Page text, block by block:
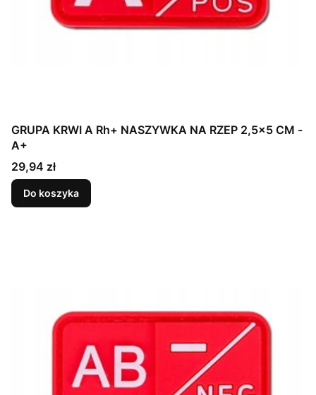
GRUPA KRWI A Rh+ NASZYWKA NA RZEP 2,5x5 CM -
A+
Cena
29,94 zł
Do koszyka